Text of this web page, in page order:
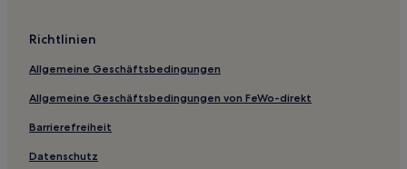
Richtlinien
Allgemeine Geschäftsbedingungen
Allgemeine Geschäftsbedingungen von FeWo-direkt
Barrierefreiheit
Datenschutz